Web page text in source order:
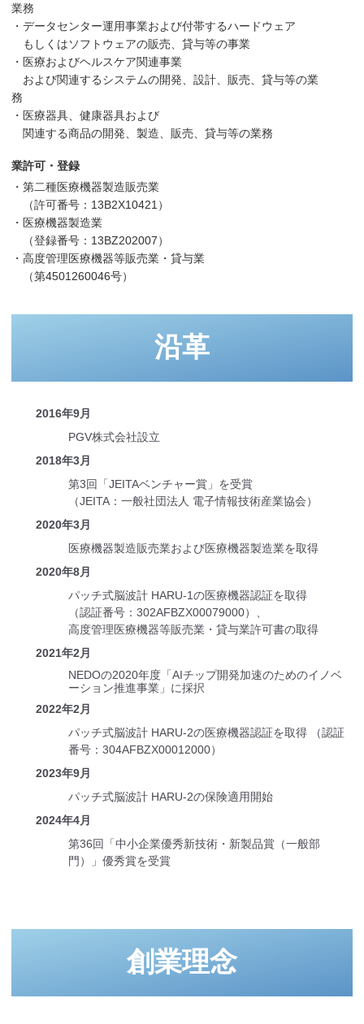
業務
・データセンター運用事業および付帯するハードウェア
もしくはソフトウェアの販売、貸与等の事業
・医療およびヘルスケア関連事業
および関連するシステムの開発、設計、販売、貸与等の業
務
・医療器具、健康器具および
関連する商品の開発、製造、販売、貸与等の業務
業許可・登録
・第二種医療機器製造販売業
（許可番号：13B2X10421）
・医療機器製造業
（登録番号：13BZ202007）
・高度管理医療機器等販売業・貸与業
（第4501260046号）
沿革
2016年9月
PGV株式会社設立
2018年3月
第3回「JEITAベンチャー賞」を受賞
（JEITA：一般社団法人 電子情報技術産業協会）
2020年3月
医療機器製造販売業および医療機器製造業を取得
2020年8月
パッチ式脳波計 HARU-1の医療機器認証を取得
（認証番号：302AFBZX00079000）、
高度管理医療機器等販売業・貸与業許可書の取得
2021年2月
NEDOの2020年度「AIチップ開発加速のためのイノベ
ーション推進事業」に採択
2022年2月
パッチ式脳波計 HARU-2の医療機器認証を取得 （認証
番号：304AFBZX00012000）
2023年9月
パッチ式脳波計 HARU-2の保険適用開始
2024年4月
第36回「中小企業優秀新技術・新製品賞（一般部
門）」優秀賞を受賞
創業理念